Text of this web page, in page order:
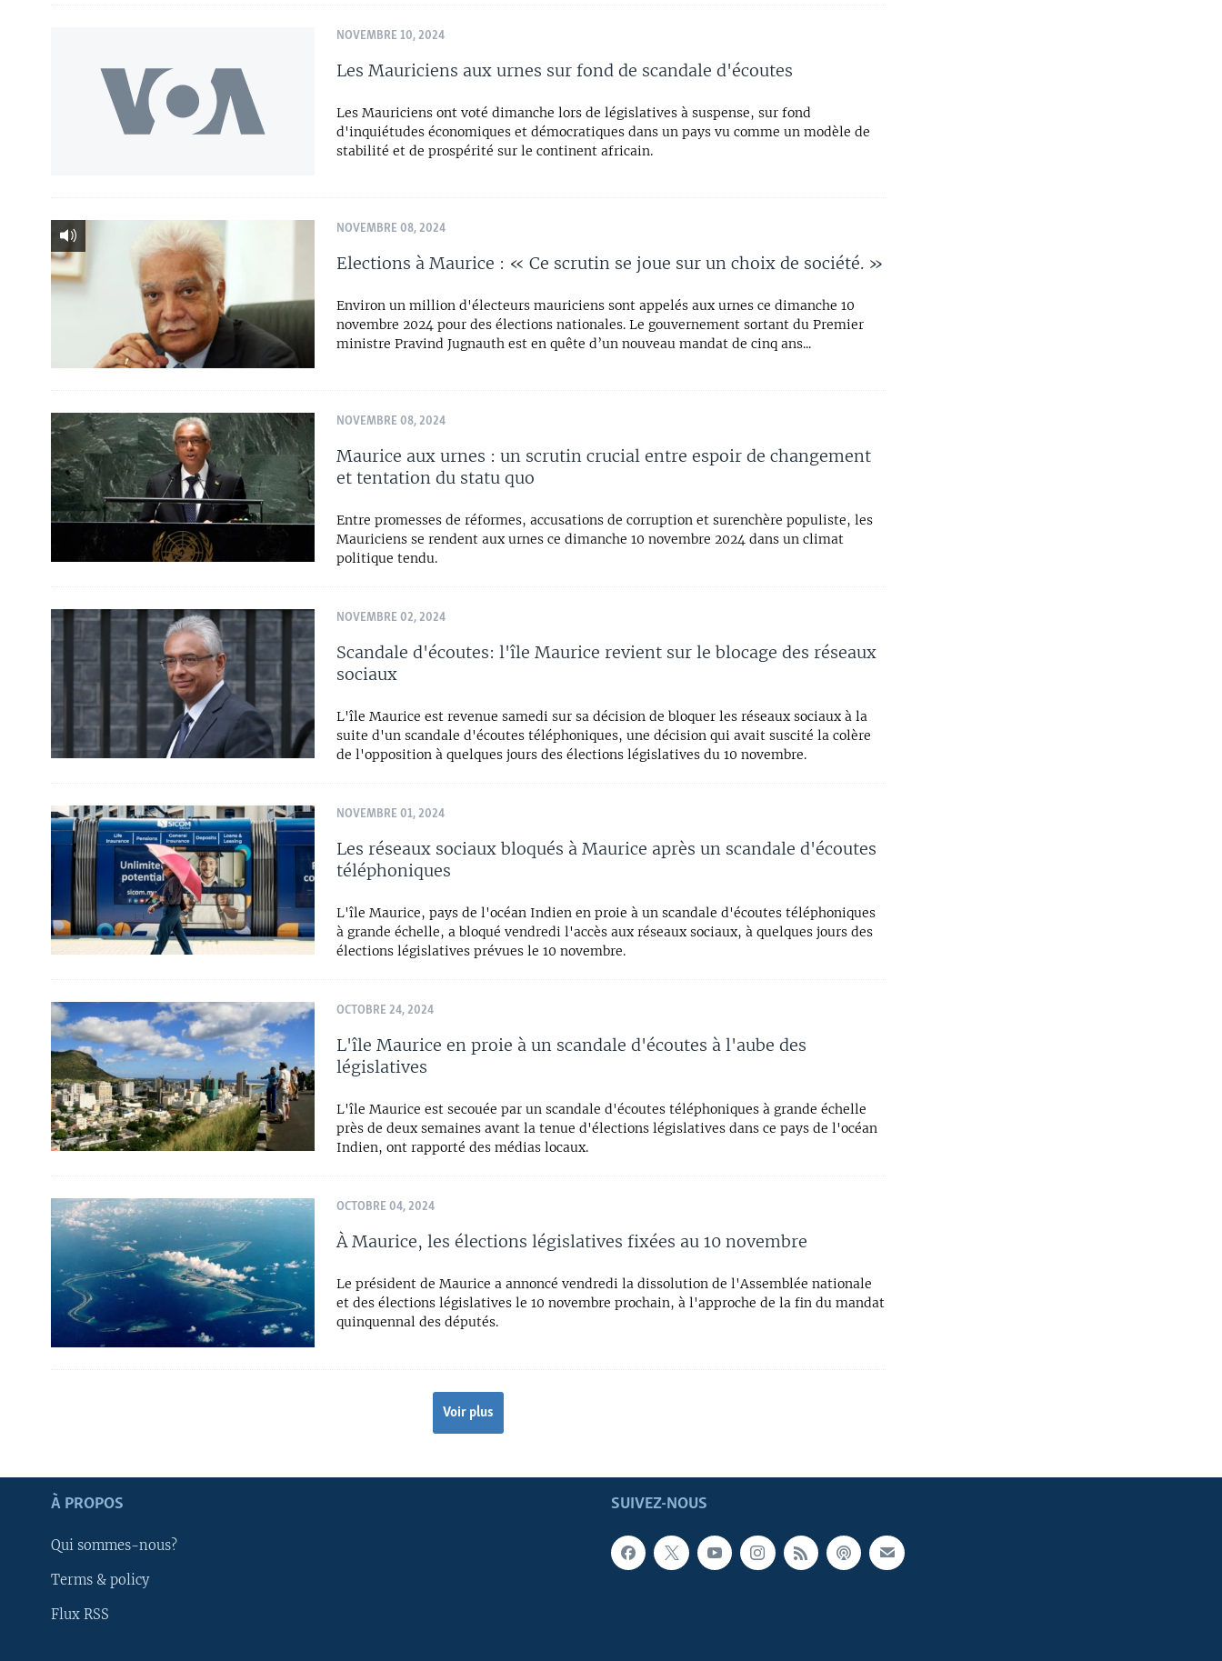
SUIVEZ-NOUS
Langues
NOVEMBRE 10, 2024
Les Mauriciens aux urnes sur fond de scandale d'écoutes
Les Mauriciens ont voté dimanche lors de législatives à suspense, sur fond
d'inquiétudes économiques et démocratiques dans un pays vu comme un modèle de
stabilité et de prospérité sur le continent africain.
NOVEMBRE 08, 2024
Elections à Maurice : « Ce scrutin se joue sur un choix de société. »
Environ un million d'électeurs mauriciens sont appelés aux urnes ce dimanche 10
novembre 2024 pour des élections nationales. Le gouvernement sortant du Premier
ministre Pravind Jugnauth est en quête d’un nouveau mandat de cinq ans...
NOVEMBRE 08, 2024
Maurice aux urnes : un scrutin crucial entre espoir de changement
et tentation du statu quo
Entre promesses de réformes, accusations de corruption et surenchère populiste, les
Mauriciens se rendent aux urnes ce dimanche 10 novembre 2024 dans un climat
politique tendu.
NOVEMBRE 02, 2024
Scandale d'écoutes: l'île Maurice revient sur le blocage des réseaux
sociaux
L'île Maurice est revenue samedi sur sa décision de bloquer les réseaux sociaux à la
suite d'un scandale d'écoutes téléphoniques, une décision qui avait suscité la colère
de l'opposition à quelques jours des élections législatives du 10 novembre.
NOVEMBRE 01, 2024
Les réseaux sociaux bloqués à Maurice après un scandale d'écoutes
téléphoniques
L'île Maurice, pays de l'océan Indien en proie à un scandale d'écoutes téléphoniques
à grande échelle, a bloqué vendredi l'accès aux réseaux sociaux, à quelques jours des
élections législatives prévues le 10 novembre.
OCTOBRE 24, 2024
L'île Maurice en proie à un scandale d'écoutes à l'aube des
législatives
L'île Maurice est secouée par un scandale d'écoutes téléphoniques à grande échelle
près de deux semaines avant la tenue d'élections législatives dans ce pays de l'océan
Indien, ont rapporté des médias locaux.
OCTOBRE 04, 2024
À Maurice, les élections législatives fixées au 10 novembre
Le président de Maurice a annoncé vendredi la dissolution de l'Assemblée nationale
et des élections législatives le 10 novembre prochain, à l'approche de la fin du mandat
quinquennal des députés.
Voir plus
SUIVEZ-NOUS
À PROPOS
Qui sommes-nous?
Terms & policy
Flux RSS